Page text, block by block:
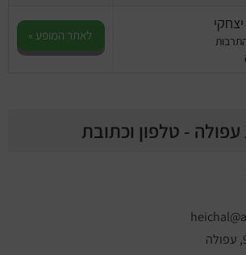
לאתר המופע »
- טלפון וכתובת